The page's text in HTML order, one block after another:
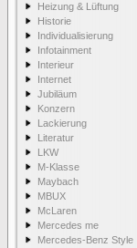
Heizung & Lüftung
Historie
Individualisierung
Infotainment
Interieur
Internet
Jubiläum
Konzern
Lackierung
Literatur
LKW
M-Klasse
Maybach
MBUX
McLaren
Mercedes me
Mercedes-Benz Style